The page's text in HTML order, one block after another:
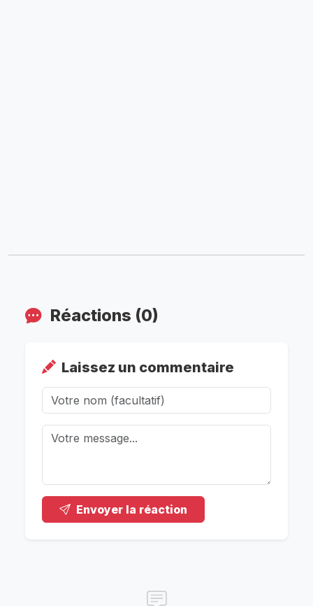
Réactions (0)
Laissez un commentaire
Envoyer la réaction